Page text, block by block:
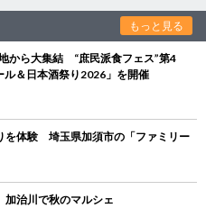
もっと見る
から大集結 “庶民派食フェス”第4
ル＆日本酒祭り2026」を開催
を体験 埼玉県加須市の「ファミリー
加治川で秋のマルシェ